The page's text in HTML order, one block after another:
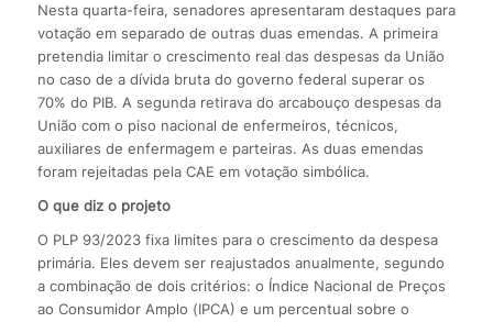
Nesta quarta-feira, senadores apresentaram destaques para
votação em separado de outras duas emendas. A primeira
pretendia limitar o crescimento real das despesas da União
no caso de a dívida bruta do governo federal superar os
70% do PIB. A segunda retirava do arcabouço despesas da
União com o piso nacional de enfermeiros, técnicos,
auxiliares de enfermagem e parteiras. As duas emendas
foram rejeitadas pela CAE em votação simbólica.
O que diz o projeto
O PLP 93/2023 fixa limites para o crescimento da despesa
primária. Eles devem ser reajustados anualmente, segundo
a combinação de dois critérios: o Índice Nacional de Preços
ao Consumidor Amplo (IPCA) e um percentual sobre o